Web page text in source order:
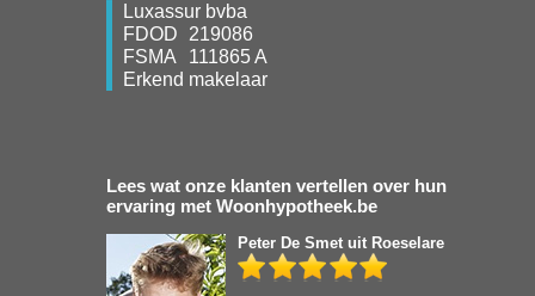
Luxassur bvba
FDOD
219086
FSMA
111865 A
Erkend makelaar
Lees wat onze klanten vertellen over hun
ervaring met Woonhypotheek.be
Peter De Smetuit Roeselare